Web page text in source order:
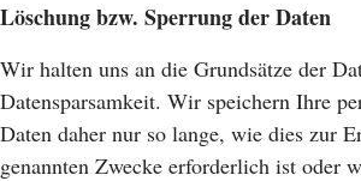
Löschung bzw. Sperrung der Daten
Wir halten uns an die Grundsätze der
Datensparsamkeit. Wir speichern Ihre
Daten daher nur so lange, wie dies zur
genannten Zwecke erforderlich ist oder